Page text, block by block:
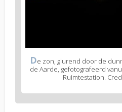
De zon, glurend door de
de Aarde, gefotografeerd
Ruimtestation.